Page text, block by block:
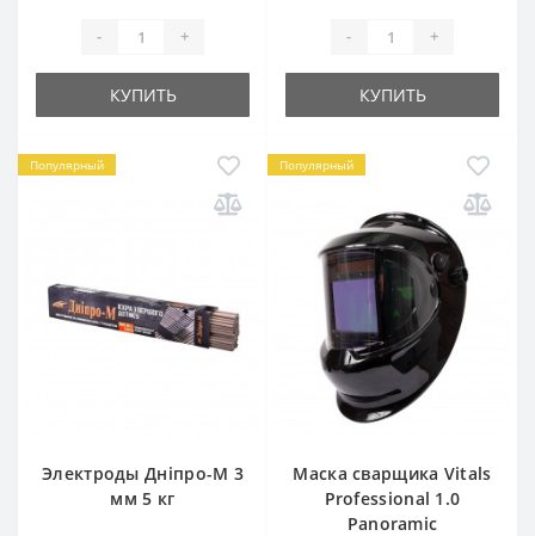
- +
КУПИТЬ
- +
КУПИТЬ
Популярный
Электроды Дніпро-М 3
мм 5 кг
Популярный
Маска сварщика Vitals
Professional 1.0
Panoramic